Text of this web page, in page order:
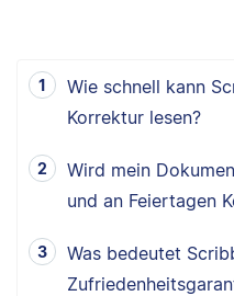
Wie schnell kann
Korrektur lesen?
Wird mein
und an Feiertagen
Was bedeutet